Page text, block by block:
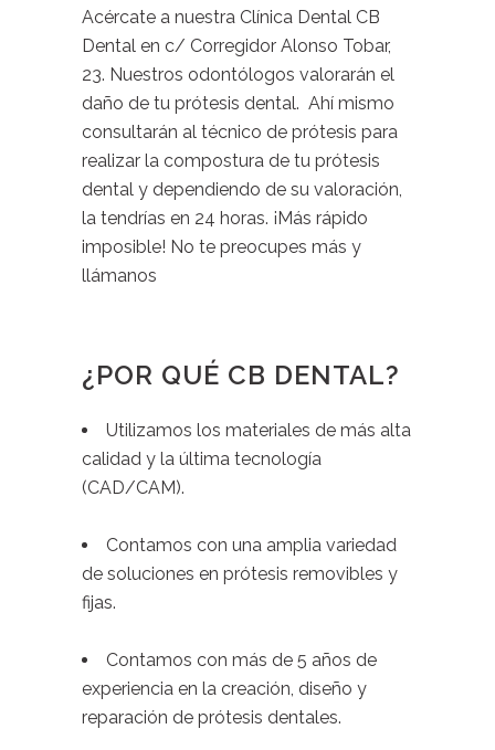
Acércate a nuestra Clínica Dental CB
Dental en c/ Corregidor Alonso Tobar,
23. Nuestros odontólogos valorarán el
daño de tu prótesis dental. Ahí mismo
consultarán al técnico de prótesis para
realizar la compostura de tu prótesis
dental y dependiendo de su valoración,
la tendrías en 24 horas. ¡Más rápido
imposible! No te preocupes más y
llámanos
¿POR QUÉ CB DENTAL?
Utilizamos los materiales de más alta
calidad y la última tecnología
(CAD/CAM).
Contamos con una amplia variedad
de soluciones en prótesis removibles y
fijas.
Contamos con más de 5 años de
experiencia en la creación, diseño y
reparación de prótesis dentales.